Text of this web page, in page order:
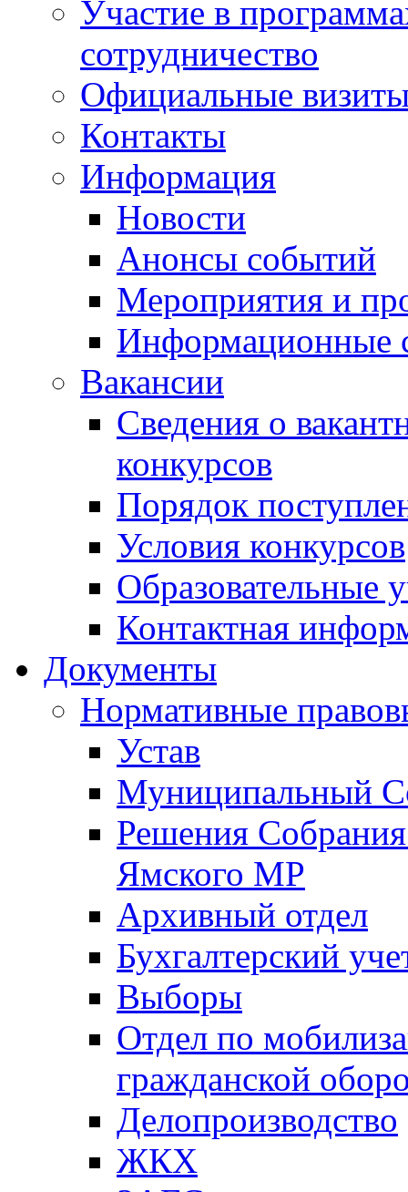
Участие в
сотрудничество
Официальные
Контакты
Информация
Новости
Анонсы событий
Мероприятия и
Информационные
Вакансии
Сведения о
конкурсов
Порядок
Условия конкурсов
Образовательные
Контактная
Документы
Нормативные
Устав
Муниципальный
Решения
Ямского МР
Архивный отдел
Бухгалтерский
Выборы
Отдел по
гражданской
Делопроизводство
ЖКХ